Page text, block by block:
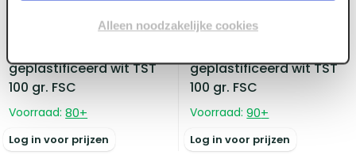
Alleen noodzakelijke cookies
18 mm x 2500 x 200
geplastificeerd wit TST
100 gr. FSC
Voorraad: 80+
Log in voor prijzen
18 mm x 3050 x 300
geplastificeerd wit TST
100 gr. FSC
Voorraad: 90+
Log in voor prijzen